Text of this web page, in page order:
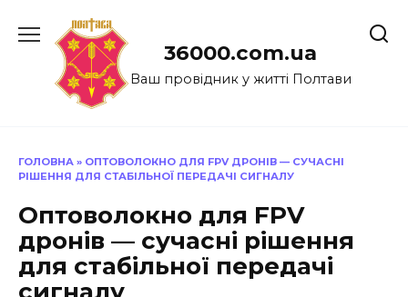
до
36000.com.ua
Ваш провідник у житті Полтави
ГОЛОВНА » ОПТОВОЛОКНО ДЛЯ FPV ДРОНІВ — СУЧАСНІ
РІШЕННЯ ДЛЯ СТАБІЛЬНОЇ ПЕРЕДАЧІ СИГНАЛУ
Оптоволокно для FPV
дронів — сучасні рішення
для стабільної передачі